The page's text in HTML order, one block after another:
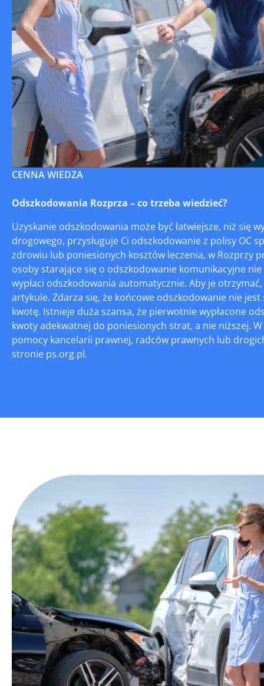
CENNA WIEDZA
Odszkodowania Rozprza – co trzeba wiedzieć?
Uzyskanie odszkodowania może być łatwiejsze, niż się
drogowego, przysługuje Ci odszkodowanie z polisy OC
zdrowiu lub poniesionych kosztów leczenia, w Rozprzy
osoby starające się o odszkodowanie komunikacyjne
wypłaci odszkodowania automatycznie. Aby je
artykule. Zdarza się, że końcowe odszkodowanie nie
kwotę. Istnieje duża szansa, że pierwotnie wypłacone
kwoty adekwatnej do poniesionych strat, a nie niższej.
pomocy kancelarii prawnej, radców prawnych lub
stronie ps.org.pl.